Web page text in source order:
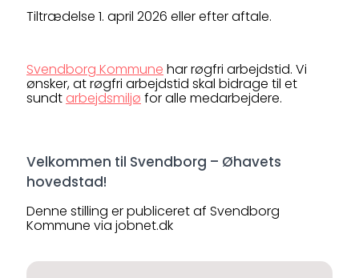
Tiltrædelse 1. april 2026 eller efter aftale.
Svendborg Kommune har røgfri arbejdstid. Vi
ønsker, at røgfri arbejdstid skal bidrage til et
sundt arbejdsmiljø for alle medarbejdere.
Velkommen til Svendborg – Øhavets
hovedstad!
Denne stilling er publiceret af Svendborg
Kommune via jobnet.dk